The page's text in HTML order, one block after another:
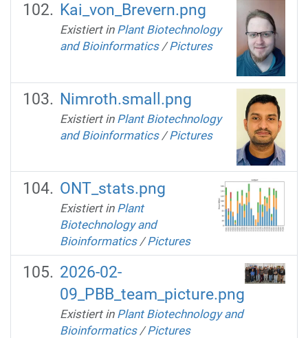
Kai_von_Brevern.png
Existiert in Plant Biotechnology
and Bioinformatics /Pictures
Nimroth.small.png
Existiert in Plant Biotechnology
and Bioinformatics /Pictures
ONT_stats.png
Existiert in Plant
Biotechnology and
Bioinformatics /Pictures
2026-02-
09_PBB_team_picture.png
Existiert in Plant Biotechnology and
Bioinformatics /Pictures